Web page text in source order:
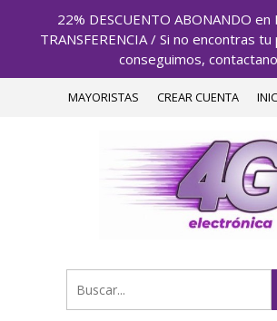
22% DESCUENTO ABONANDO en
TRANSFERENCIA / Si no encontras
conseguimos,
MAYORISTAS CREAR CUENTA